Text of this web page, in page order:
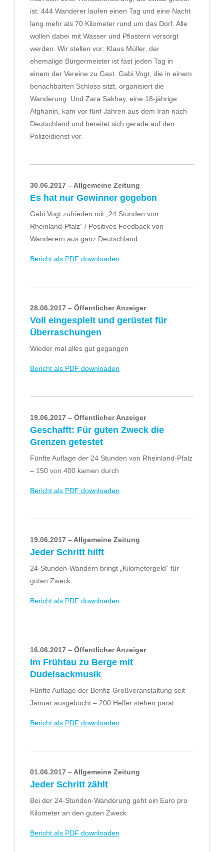
ist: 444 Wanderer laufen einen Tag und eine Nacht
lang mehr als 70 Kilometer rund um das Dorf. Alle
wollen dabei mit Wasser und Pflastern versorgt
werden. Wir stellen vor: Klaus Müller, der
ehemalige Bürgermeister ist fast jeden Tag in
einem der Vereine zu Gast. Gabi Vogt, die in einem
benachbarten Schloss sitzt, organisiert die
Wanderung. Und Zara Sakhay, eine 18-jährige
Afghanin, kam vor fünf Jahren aus dem Iran nach
Deutschland und bereitet sich gerade auf den
Polizeidienst vor.
30.06.2017 – Allgemeine Zeitung
Es hat nur Gewinner gegeben
Gabi Vogt zufrieden mit „24 Stunden von
Rheinland-Pfalz“ / Positives Feedback von
Wanderern aus ganz Deutschland
Bericht als PDF downloaden
28.06.2017 – Öffentlicher Anzeiger
Voll eingespielt und gerüstet für
Überraschungen
Wieder mal alles gut gegangen
Bericht als PDF downloaden
19.06.2017 – Öffentlicher Anzeiger
Geschafft: Für guten Zweck die
Grenzen getestet
Fünfte Auflage der 24 Stunden von Rheinland-Pfalz
– 150 von 400 kamen durch
Bericht als PDF downloaden
19.06.2017 – Allgemeine Zeitung
Jeder Schritt hilft
24-Stunden-Wandern bringt „Kilometergeld“ für
guten Zweck
Bericht als PDF downloaden
16.06.2017 – Öffentlicher Anzeiger
Im Frühtau zu Berge mit
Dudelsackmusik
Fünfte Auflage der Benfiz-Großveranstaltung seit
Januar ausgebucht – 200 Helfer stehen parat
Bericht als PDF downloaden
01.06.2017 – Allgemeine Zeitung
Jeder Schritt zählt
Bei der 24-Stunden-Wanderung geht ein Euro pro
Kilometer an den guten Zweck
Bericht als PDF downloaden